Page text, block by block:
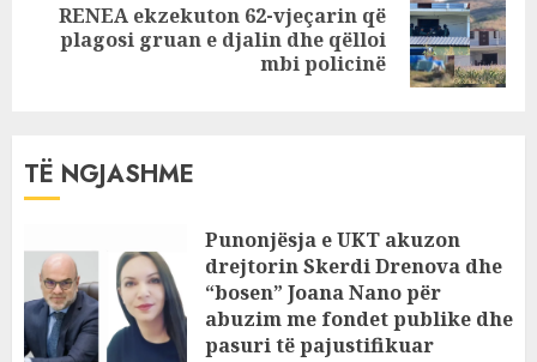
Next
RENEA ekzekuton 62-vjeçarin që
plagosi gruan e djalin dhe qëlloi
mbi policinë
TË NGJASHME
Punonjësja e UKT akuzon
drejtorin Skerdi Drenova dhe
“bosen” Joana Nano për
abuzim me fondet publike dhe
pasuri të pajustifikuar